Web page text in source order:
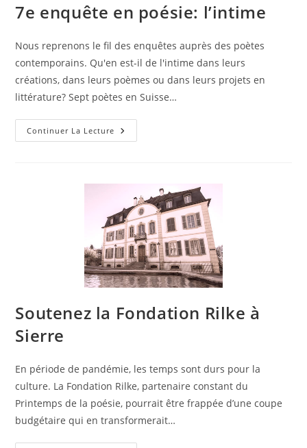
7e enquête en poésie: l’intime
Nous reprenons le fil des enquêtes auprès des poètes
contemporains. Qu'en est-il de l'intime dans leurs
créations, dans leurs poèmes ou dans leurs projets en
littérature? Sept poètes en Suisse…
Continuer La Lecture
Soutenez la Fondation Rilke à
Sierre
En période de pandémie, les temps sont durs pour la
culture. La Fondation Rilke, partenaire constant du
Printemps de la poésie, pourrait être frappée d’une coupe
budgétaire qui en transformerait…